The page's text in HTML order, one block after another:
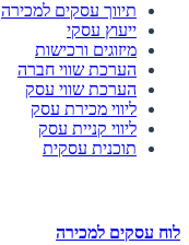
תיווך עסקים למכירה
ייעוץ עסקי
מיזוגים ורכישות
הערכת שווי חברה
הערכת שווי עסק
ליווי מכירת עסק
ליווי קניית עסק
תוכנית עסקית
לוח עסקים למכירה